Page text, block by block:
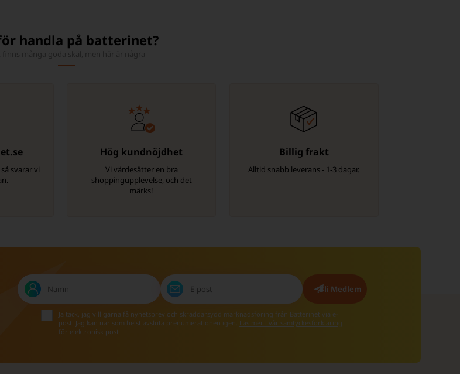
handla på batterinet?
svarar vi
Hög kundnöjdhet
Vi värdesätter en bra
shoppingupplevelse, och det
märks!
Billig frakt
Alltid snabb leverans - 1-3 dagar.
Ja tack, jag vill gärna få nyhetsbrev och skräddarsydd marknadsföring från Batterinet via e-
post. Jag kan när som helst avsluta prenumerationen igen. Läs mer i vår samtyckesförklaring
för elektronisk post